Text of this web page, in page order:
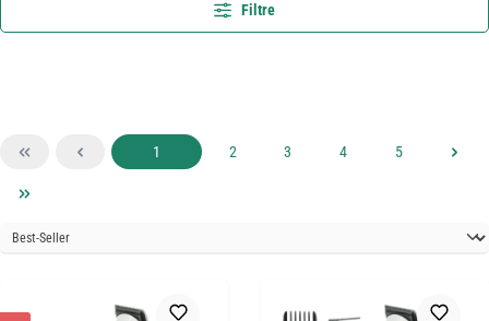
Filtre
Page
1 Page
2 Page
3 Page
4 Page
5